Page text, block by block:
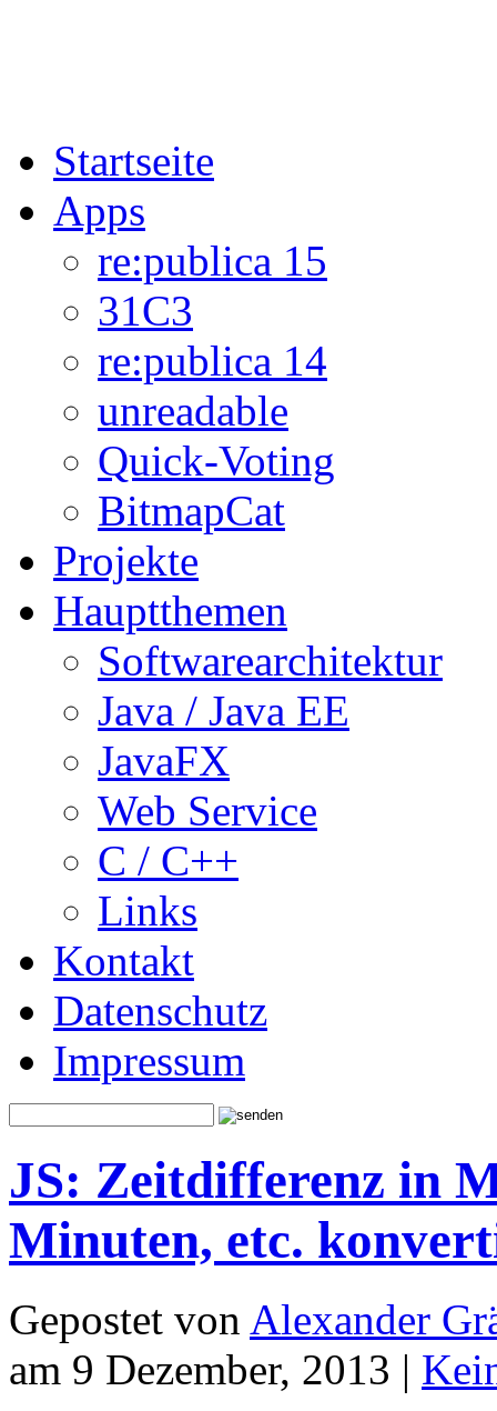
Startseite
Apps
re:publica 15
31C3
re:publica 14
unreadable
Quick-Voting
BitmapCat
Projekte
Hauptthemen
Softwarearchitektur
Java / Java EE
JavaFX
Web Service
C / C++
Links
Kontakt
Datenschutz
Impressum
JS: Zeitdifferenz in
Minuten, etc.
Gepostet von Alexander
am 9 Dezember, 2013 |